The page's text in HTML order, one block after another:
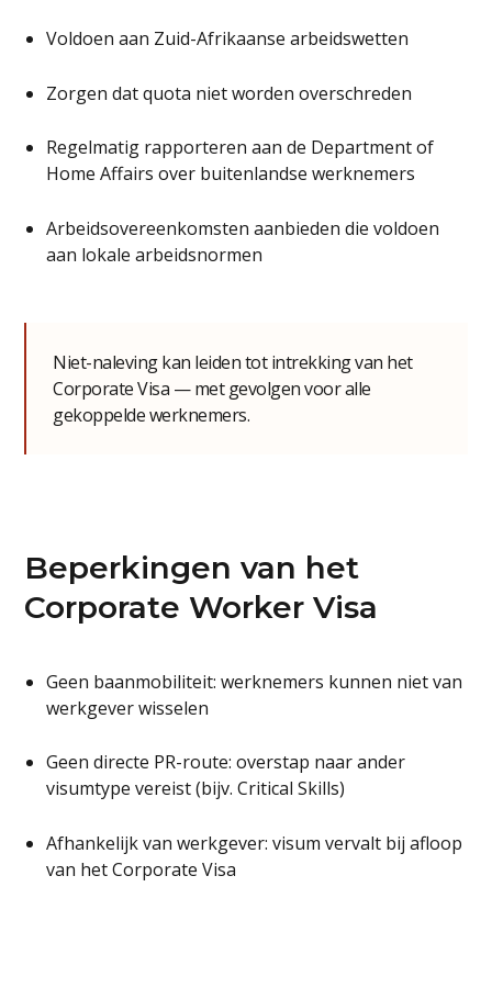
Voldoen aan Zuid-Afrikaanse arbeidswetten
Zorgen dat quota niet worden overschreden
Regelmatig rapporteren aan de Department of
Home Affairs over buitenlandse werknemers
Arbeidsovereenkomsten aanbieden die voldoen
aan lokale arbeidsnormen
Niet-naleving kan leiden tot intrekking van het
Corporate Visa — met gevolgen voor alle
gekoppelde werknemers.
Beperkingen van het
Corporate Worker Visa
Geen baanmobiliteit: werknemers kunnen niet van
werkgever wisselen
Geen directe PR-route: overstap naar ander
visumtype vereist (bijv. Critical Skills)
Afhankelijk van werkgever: visum vervalt bij afloop
van het Corporate Visa